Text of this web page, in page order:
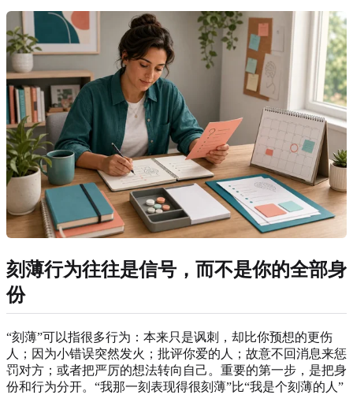
刻薄行为往往是信号，而不是你的全部身
份
“刻薄”可以指很多行为：本来只是讽刺，却比你预想的更伤
人；因为小错误突然发火；批评你爱的人；故意不回消息来惩
罚对方；或者把严厉的想法转向自己。重要的第一步，是把身
份和行为分开。“我那一刻表现得很刻薄”比“我是个刻薄的人”